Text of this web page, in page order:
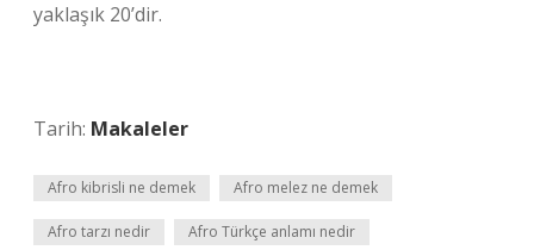
yaklaşık 20’dir.
Tarih: Makaleler
Afro kibrisli ne demek Afro melez ne demek
Afro tarzı nedir Afro Türkçe anlamı nedir